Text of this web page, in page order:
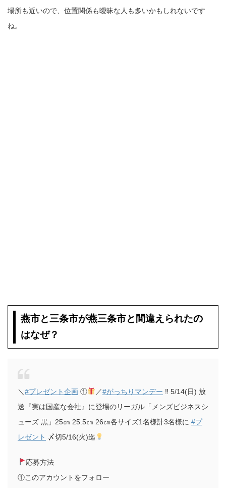
場所も近いので、位置関係も曖昧な人も多いかもしれないです
ね。
燕市と三条市が燕三条市と間違えられたの
はなぜ？
＼ #プレゼント企画 ① ／#がっちりマンデー ‼︎ 5/14(日) 放
送『実は国産な会社』に登場のリーガル「メンズビジネスシ
ューズ 黒」25㎝ 25.5㎝ 26㎝各サイズ1名様計3名様に #プ
レゼント 〆切5/16(火)迄
応募方法
①このアカウントをフォロー